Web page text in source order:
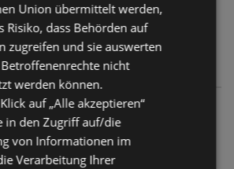
Union übermittelt werden,
Risiko, dass Behörden auf
zugreifen und sie auswerten
nicht
werden können.
auf „Alle akzeptieren“
in den Zugriff auf/die
von Informationen im
Verarbeitung Ihrer